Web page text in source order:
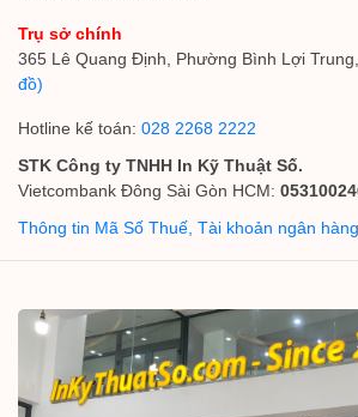
Trụ sở chính
365 Lê Quang Định, Phường Bình Lợi
đồ)
Hotline kế toán: 028 2268 2222
STK Công ty TNHH In Kỹ Thuật Số.
Vietcombank Đông Sài Gòn HCM:
Thông tin Mã Số Thuế, Tài khoản ngân